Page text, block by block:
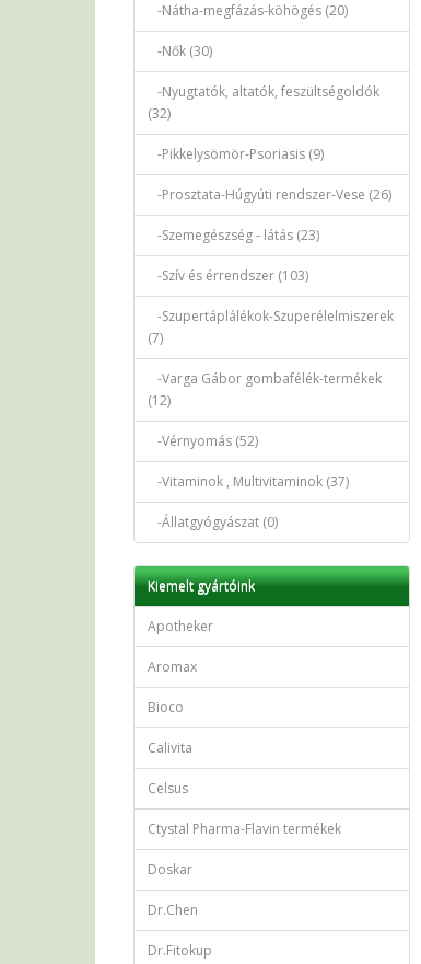
-Nátha-megfázás-köhögés (20)
-Nők (30)
-Nyugtatók, altatók, feszültségoldók
(32)
-Pikkelysömör-Psoriasis (9)
-Prosztata-Húgyúti rendszer-Vese (26)
-Szemegészség - látás (23)
-Szív és érrendszer (103)
-Szupertáplálékok-Szuperélelmiszerek
(7)
-Varga Gábor gombafélék-termékek
(12)
-Vérnyomás (52)
-Vitaminok , Multivitaminok (37)
-Állatgyógyászat (0)
Kiemelt gyártóink
Apotheker
Aromax
Bioco
Calivita
Celsus
Ctystal Pharma-Flavin termékek
Doskar
Dr.Chen
Dr.Fitokup